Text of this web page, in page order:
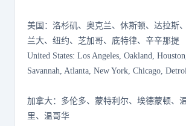
美国：洛杉矶、奥克兰、休斯顿、达拉斯
兰大、纽约、芝加哥、底特律、辛辛那提
United States: Los Angeles, Oakland,
Savannah, Atlanta, New York, Chicago,
加拿大：多伦多、蒙特利尔、埃德蒙顿、
里、温哥华